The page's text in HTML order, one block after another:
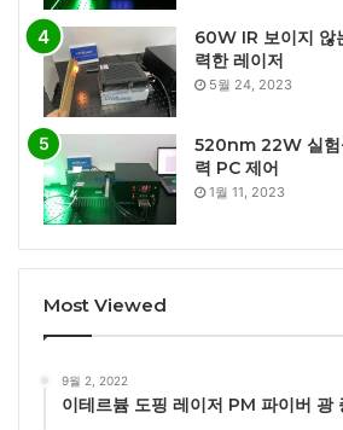
60W IR 보이지 않
력한 레이저
5월 24, 2023
520nm 22W 실험
력 PC 제어
1월 11, 2023
Most Viewed
9월 2, 2022
이테르븀 도핑 레이저 PM 파이버 광